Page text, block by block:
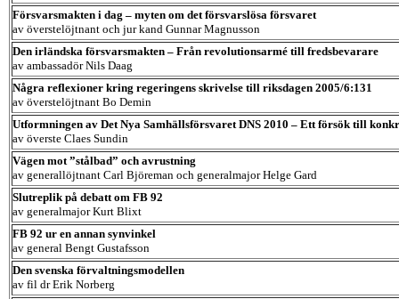
Försvarsmakten i dag – myten om det försvarslösa försvaret
av överstelöjtnant och jur kand Gunnar Magnusson
Den irländska försvarsmakten – Från revolutionsarmé till fredsbevarare
av ambassadör Nils Daag
Några reflexioner kring regeringens skrivelse till riksdagen 2005/6:131
av överstelöjtnant Bo Demin
Utformningen av Det Nya Samhällsförsvaret DNS 2010 – Ett försök till
av överste Claes Sundin
Vägen mot ”stålbad” och avrustning
av generallöjtnant Carl Björeman och generalmajor Helge Gard
Slutreplik på debatt om FB 92
av generalmajor Kurt Blixt
FB 92 ur en annan synvinkel
av general Bengt Gustafsson
Den svenska förvaltningsmodellen
av fil dr Erik Norberg